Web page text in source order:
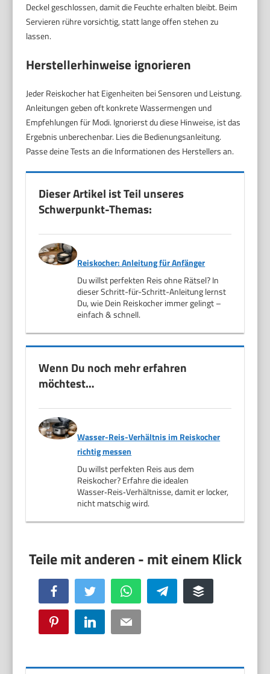
Deckel geschlossen, damit die Feuchte erhalten bleibt. Beim
Servieren rühre vorsichtig, statt lange offen stehen zu
lassen.
Herstellerhinweise ignorieren
Jeder Reiskocher hat Eigenheiten bei Sensoren und Leistung.
Anleitungen geben oft konkrete Wassermengen und
Empfehlungen für Modi. Ignorierst du diese Hinweise, ist das
Ergebnis unberechenbar. Lies die Bedienungsanleitung.
Passe deine Tests an die Informationen des Herstellers an.
Dieser Artikel ist Teil unseres
Schwerpunkt-Themas:
Reiskocher: Anleitung für Anfänger
Du willst perfekten Reis ohne Rätsel? In
dieser Schritt-für-Schritt-Anleitung lernst
Du, wie Dein Reiskocher immer gelingt –
einfach & schnell.
Wenn Du noch mehr erfahren
möchtest…
Wasser-Reis-Verhältnis im Reiskocher
richtig messen
Du willst perfekten Reis aus dem
Reiskocher? Erfahre die idealen
Wasser‑Reis‑Verhältnisse, damit er locker,
nicht matschig wird.
Facebook Twitter WhatsApp Telegram Buffer
Pinterest LinkedIn Email